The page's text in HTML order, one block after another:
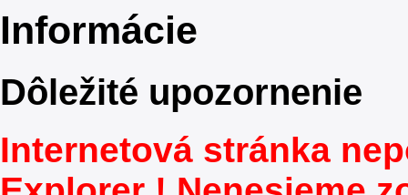
Informácie
Dôležité upozornenie
Internetová stránka